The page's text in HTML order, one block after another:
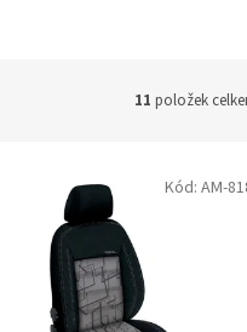
11 položek
Kód: AM-